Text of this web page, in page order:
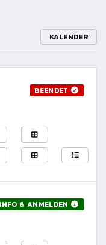
KALENDER
BEENDET
INFO & ANMELDEN